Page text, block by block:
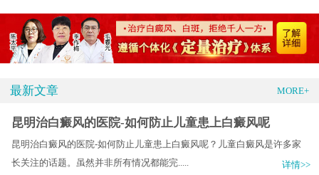
最新文章 MORE+
昆明治白癜风的医院-如何防止儿童患上白癜风呢
昆明治白癜风的医院-如何防止儿童患上白癜风呢？儿童白癜风是许多家
长关注的话题。虽然并非所有情况都能完.....
详情>>